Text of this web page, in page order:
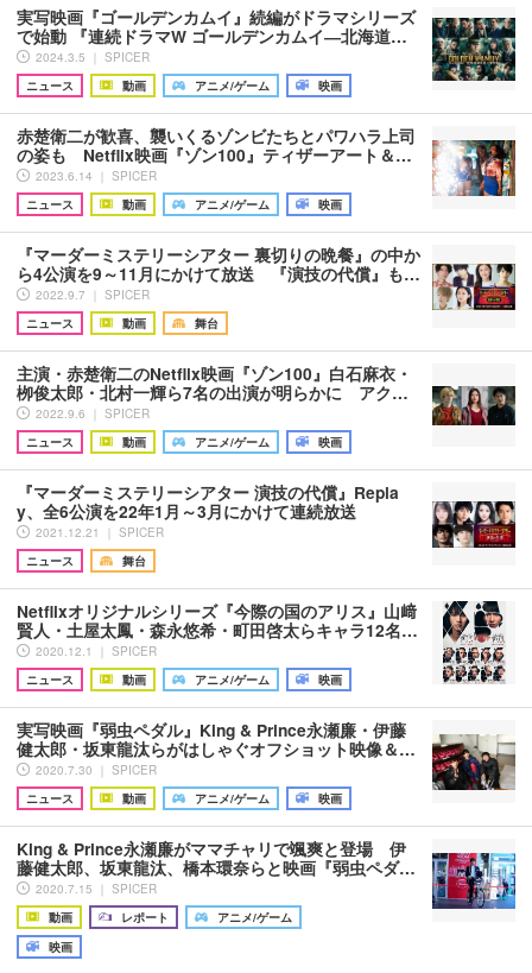
実写映画『ゴールデンカムイ』続編がドラマシリーズ
で始動 『連続ドラマW ゴールデンカムイ―北海道…
2024.3.5 ｜ SPICER
ニュース
動画 アニメ/ゲーム 映画
赤楚衛二が歓喜、襲いくるゾンビたちとパワハラ上司
の姿も Netflix映画『ゾン100』ティザーアート＆…
2023.6.14 ｜ SPICER
ニュース
動画 アニメ/ゲーム 映画
『マーダーミステリーシアター 裏切りの晩餐』の中か
ら4公演を9～11月にかけて放送 『演技の代償』も…
2022.9.7 ｜ SPICER
ニュース
動画 舞台
主演・赤楚衛二のNetflix映画『ゾン100』白石麻衣・
栁俊太郎・北村一輝ら7名の出演が明らかに アク…
2022.9.6 ｜ SPICER
ニュース
動画 アニメ/ゲーム 映画
『マーダーミステリーシアター 演技の代償』Repla
y、全6公演を22年1月～3月にかけて連続放送
2021.12.21 ｜ SPICER
ニュース
舞台
Netflixオリジナルシリーズ『今際の国のアリス』山﨑
賢人・土屋太鳳・森永悠希・町田啓太らキャラ12名…
2020.12.1 ｜ SPICER
ニュース
動画 アニメ/ゲーム 映画
実写映画『弱虫ペダル』King & Prince永瀬廉・伊藤
健太郎・坂東龍汰らがはしゃぐオフショット映像＆…
2020.7.30 ｜ SPICER
ニュース
動画 アニメ/ゲーム 映画
King & Prince永瀬廉がママチャリで颯爽と登場 伊
藤健太郎、坂東龍汰、橋本環奈らと映画『弱虫ペダ…
2020.7.15 ｜ SPICER
動画
レポート
アニメ/ゲーム
映画